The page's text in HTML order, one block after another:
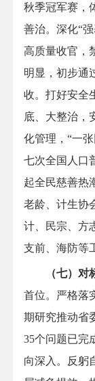
秋季冠军赛，
善治。深化“
高质量收官，
明显，初步通
收。打好安全
底、大整治，
化管理，“一
七次全国人口
起全民慈善热
老龄、计生协
计、民宗、方
支前、海防等
（七）对
首位。严格落
期研究推动省
35个问题已完
向深入。反躬